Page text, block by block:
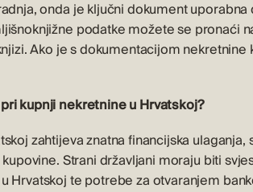
onda je ključni dokument
podatke možete se pronaći
Ako je s dokumentacijom
kupnji nekretnine u Hrvatskoj?
zahtijeva znatna financijska
Strani državljani moraju biti
Hrvatskoj te potrebe za otvaranjem